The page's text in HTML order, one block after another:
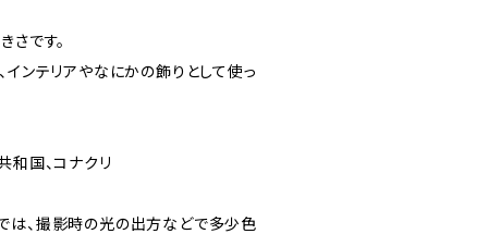
です。
インテリアやなにかの飾りとして使っ
和国、コナクリ
は、撮影時の光の出方などで多少色